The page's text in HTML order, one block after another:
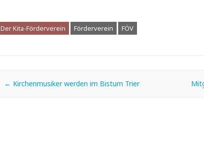
Der Kita-Förderverein Förderverein FÖV
Post navigation
← Kirchenmusiker werden im Bistum Trier